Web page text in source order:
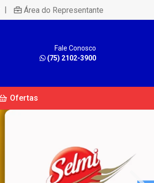
| Área do Representante
Fale Conosco
(75) 2102-3900
Ofertas